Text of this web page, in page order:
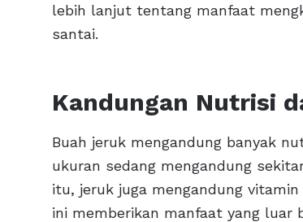
lebih lanjut tentang manfaat
santai.
Kandungan Nutrisi
Buah jeruk mengandung banyak
ukuran sedang mengandung
itu, jeruk juga mengandung
ini memberikan manfaat yang luar